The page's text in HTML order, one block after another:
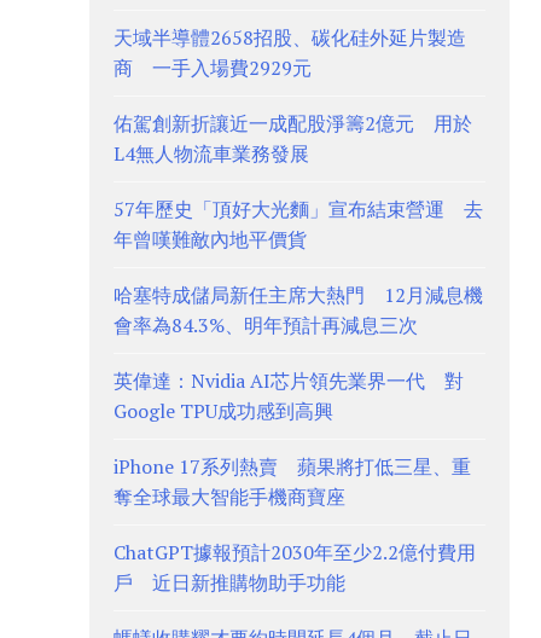
天域半導體2658招股、碳化硅外延片製造
商 一手入場費2929元
佑駕創新折讓近一成配股淨籌2億元 用於
L4無人物流車業務發展
57年歷史「頂好大光麵」宣布結束營運 去
年曾嘆難敵內地平價貨
哈塞特成儲局新任主席大熱門 12月減息機
會率為84.3%、明年預計再減息三次
英偉達：Nvidia AI芯片領先業界一代 對
Google TPU成功感到高興
iPhone 17系列熱賣 蘋果將打低三星、重
奪全球最大智能手機商寶座
ChatGPT據報預計2030年至少2.2億付費用
戶 近日新推購物助手功能